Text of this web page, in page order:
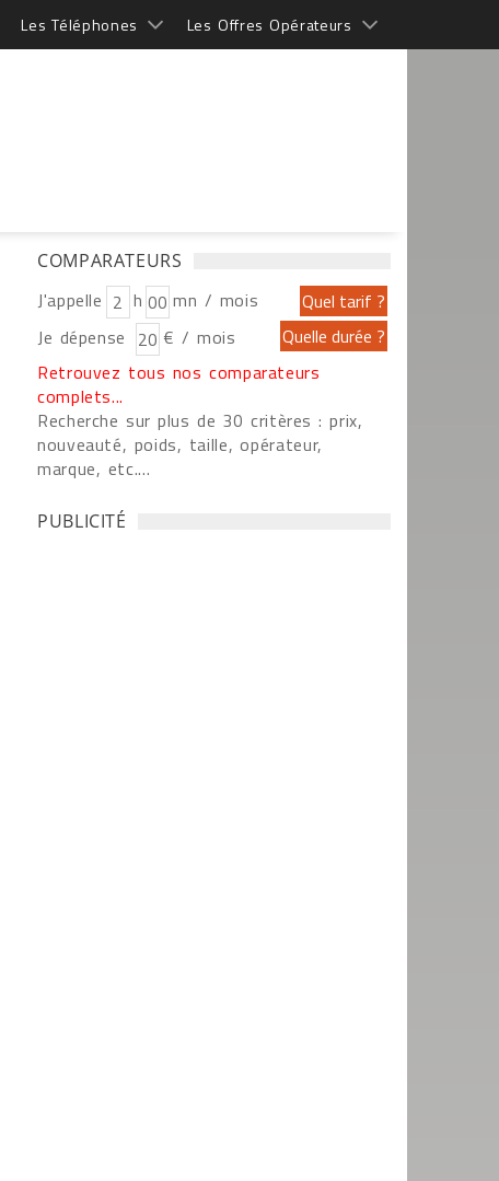
Les Téléphones Les Offres Opérateurs
COMPARATEURS
J'appelle h
mn / mois
Je dépense
€ / mois
Retrouvez tous nos comparateurs
complets...
Recherche sur plus de 30 critères : prix,
nouveauté, poids, taille, opérateur,
marque, etc....
PUBLICITÉ